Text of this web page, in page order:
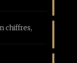
chiffres,